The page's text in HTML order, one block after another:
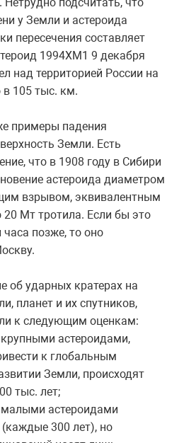
у Земли и астероида
пересечения составляет
1994XM1 9 декабря
над территорией России на
в 105 тыс. км.
примеры падения
Земли. Есть
что в 1908 году в Сибири
астероида диаметром
взрывом, эквивалентным
Мт тротила. Если бы это
часа позже, то оно
об ударных кратерах на
планет и их спутников,
к следующим оценкам:
астероидами,
к глобальным
Земли, происходят
тыс. лет;
малыми астероидами
300 лет), но